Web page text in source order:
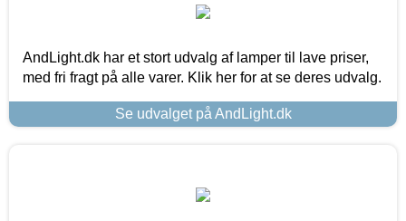
AndLight.dk har et stort udvalg af lamper til lave priser,
med fri fragt på alle varer. Klik her for at se deres udvalg.
Se udvalget på AndLight.dk